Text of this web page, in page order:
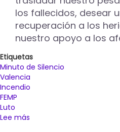
los fallecidos, desear
recuperación a los
nuestro apoyo a los
Etiquetas
Minuto de Silencio
Valencia
Incendio
FEMP
Luto
Lee más